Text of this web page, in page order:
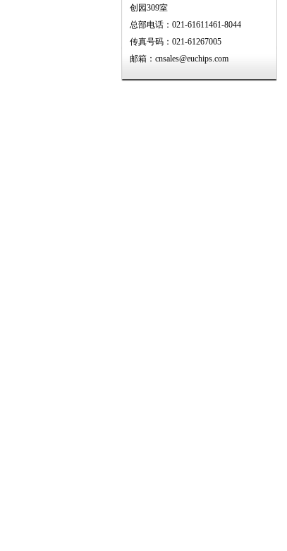
创园309室
总部电话：021-61611461-8044
传真号码：021-61267005
邮箱：cnsales@euchips.com